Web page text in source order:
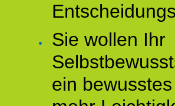
Sie wollen Ihr
ein